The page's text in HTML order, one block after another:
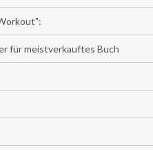
für meistverkauftes Buch